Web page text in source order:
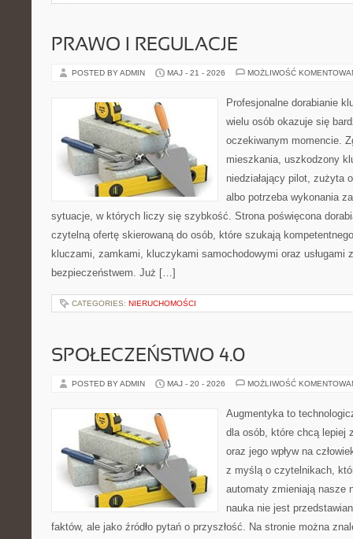
PRAWO I REGULACJE
POSTED BY ADMIN MAJ - 21 - 2026 MOŻLIWOŚĆ
Profesjonalne dorabianie
wielu osób okazuje się
oczekiwanym momencie.
mieszkania, uszkodzony
niedziałający pilot, zużyta
albo potrzeba wykonania
sytuacje, w których liczy się szybkość. Strona poświęcona
czytelną ofertę skierowaną do osób, które szukają
kluczami, zamkami, kluczykami samochodowymi oraz usługami
bezpieczeństwem. Już […]
CATEGORIES: NIERUCHOMOŚCI
SPOŁECZEŃSTWO 4.0
POSTED BY ADMIN MAJ - 20 - 2026 MOŻLIWOŚĆ
Augmentyka to
dla osób, które chcą lepiej
oraz jego wpływ na
z myślą o czytelnikach,
automaty zmieniają nasze
nauka nie jest
faktów, ale jako źródło pytań o przyszłość. Na stronie można